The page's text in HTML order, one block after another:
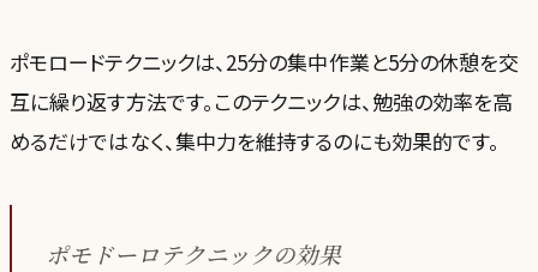
ポモロードテクニックは、25分の集中作業と5分の休憩を交
互に繰り返す方法です。このテクニックは、勉強の効率を高
めるだけではなく、集中力を維持するのにも効果的です。
ポモドーロテクニックの効果